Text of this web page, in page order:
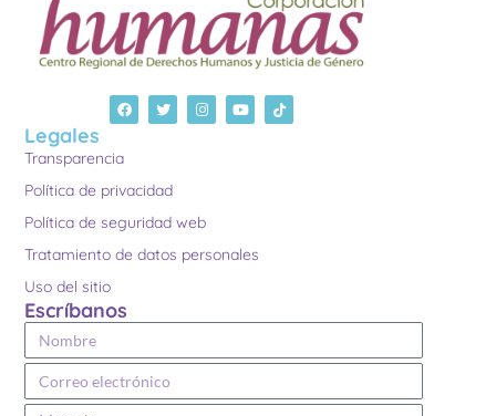
Legales
Transparencia
Política de privacidad
Política de seguridad web
Tratamiento de datos personales
Uso del sitio
Escríbanos